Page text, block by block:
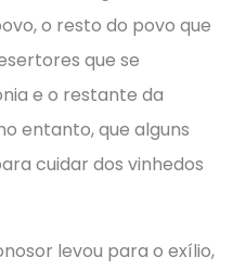
o resto do povo que
que se
e o restante da
entanto, que alguns
cuidar dos vinhedos
levou para o exílio,